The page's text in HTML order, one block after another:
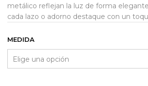
metálico reflejan la luz de forma
cada lazo o adorno destaque con un
MEDIDA